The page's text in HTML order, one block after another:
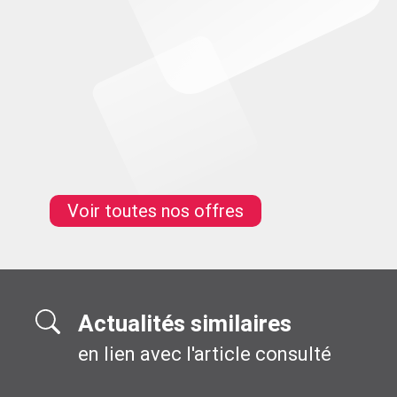
Voir toutes nos offres
Actualités similaires
en lien avec l'article consulté